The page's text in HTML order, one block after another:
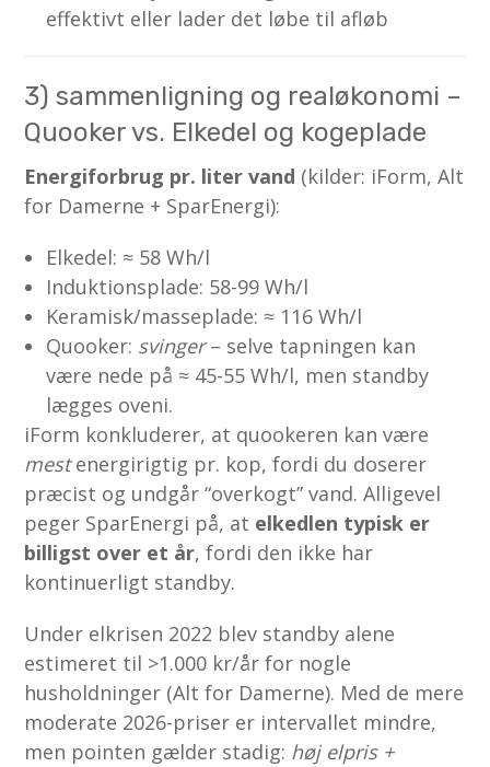
effektivt eller lader det løbe til afløb
3) sammenligning og realøkonomi –
Quooker vs. Elkedel og kogeplade
Energiforbrug pr. liter vand (kilder: iForm, Alt
for Damerne + SparEnergi):
Elkedel: ≈ 58 Wh/l
Induktionsplade: 58-99 Wh/l
Keramisk/masseplade: ≈ 116 Wh/l
Quooker: svinger– selve tapningen kan
være nede på ≈ 45-55 Wh/l, men standby
lægges oveni.
iForm konkluderer, at quookeren kan være
mestenergirigtig pr. kop, fordi du doserer
præcist og undgår “overkogt” vand. Alligevel
peger SparEnergi på, at elkedlen typisk er
billigst over et år, fordi den ikke har
kontinuerligt standby.
Under elkrisen 2022 blev standby alene
estimeret til >1.000 kr/år for nogle
husholdninger (Alt for Damerne). Med de mere
moderate 2026-priser er intervallet mindre,
men pointen gælder stadig: høj elpris +